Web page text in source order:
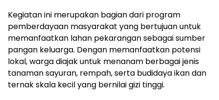
Kegiatan ini merupakan bagian dari program
pemberdayaan masyarakat yang bertujuan untuk
memanfaatkan lahan pekarangan sebagai sumber
pangan keluarga. Dengan memanfaatkan potensi
lokal, warga diajak untuk menanam berbagai jenis
tanaman sayuran, rempah, serta budidaya ikan dan
ternak skala kecil yang bernilai gizi tinggi.